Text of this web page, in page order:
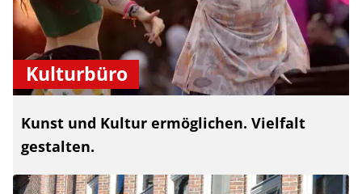
Kulturbüro
Kunst und Kultur ermöglichen. Vielfalt
gestalten.